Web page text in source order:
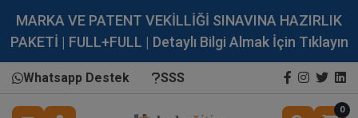
MARKA VE PATENT VEKİLLİĞİ SINAVINA HAZIRLIK
PAKETİ | FULL+FULL | Detaylı Bilgi Almak İçin Tıklayın
Whatsapp Destek SSS
0